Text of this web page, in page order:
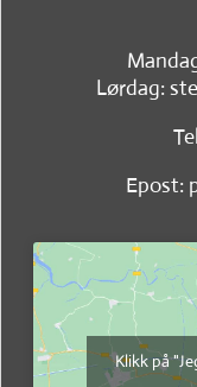
Lørdag:
Epost:
Klikk på